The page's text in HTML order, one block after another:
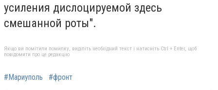
усиления дислоцируемой здесь
смешанной роты".
Якщо ви помітили помилку, виділіть необхідний текст і натисніть Ctrl + Enter, щоб
повідомити про це редакцію
#Мариуполь #фронт